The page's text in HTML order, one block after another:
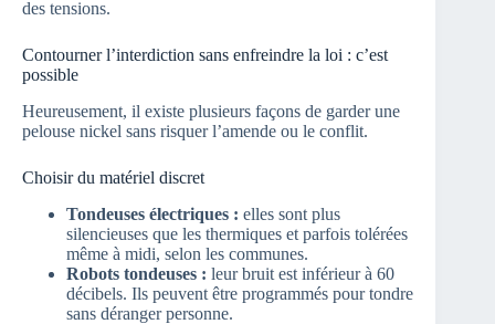
des tensions.
Contourner l’interdiction sans enfreindre la loi : c’est
possible
Heureusement, il existe plusieurs façons de garder une
pelouse nickel sans risquer l’amende ou le conflit.
Choisir du matériel discret
Tondeuses électriques : elles sont plus
silencieuses que les thermiques et parfois tolérées
même à midi, selon les communes.
Robots tondeuses : leur bruit est inférieur à 60
décibels. Ils peuvent être programmés pour tondre
sans déranger personne.